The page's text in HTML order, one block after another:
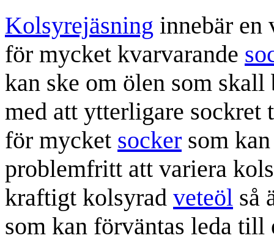
Kolsyrejäsning innebär en
för mycket kvarvarande
kan ske om ölen som
med att ytterligare
för mycket socker som
problemfritt att variera
kraftigt kolsyrad veteöl så
som kan förväntas leda